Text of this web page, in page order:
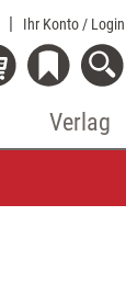
Ihr Konto / Login
Verlag